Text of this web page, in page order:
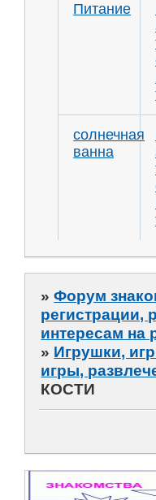
Питание
солнечная
ванна
»Форум
регистрации,
интересам на
» Игрушки,
игры,
КОСТИ